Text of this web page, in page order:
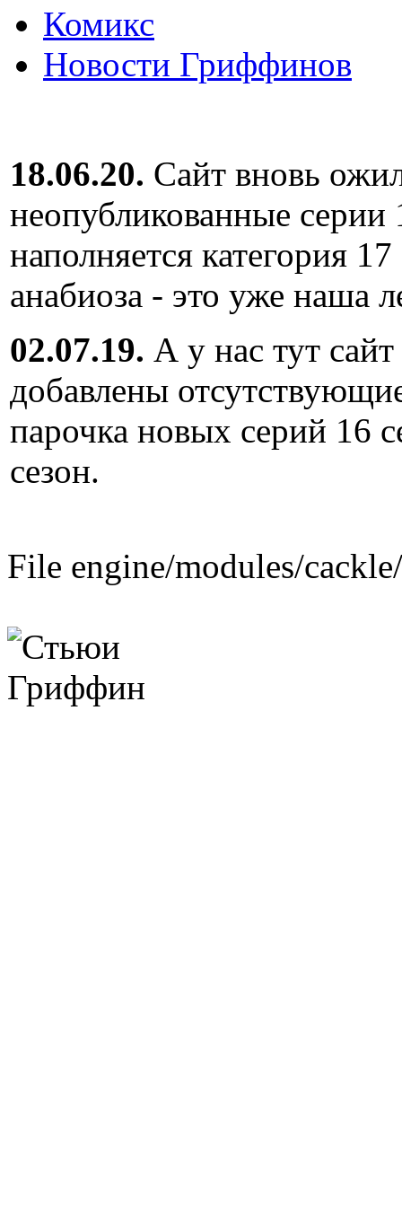
Комикс
Новости Гриффинов
18.06.20. Сайт вновь
неопубликованные серии
наполняется категория
анабиоза - это уже наша
02.07.19. А у нас тут
добавлены
парочка новых серий 16
сезон.
File engine/modules/